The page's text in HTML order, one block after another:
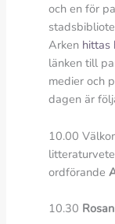
och en för
Arken hittas
länken till
medier och
dagen är
10.00
ordförande
10.30